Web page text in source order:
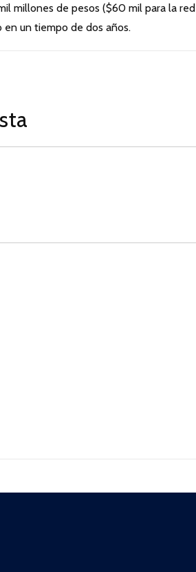
millones de pesos ($60 mil para la red
en un tiempo de dos años.